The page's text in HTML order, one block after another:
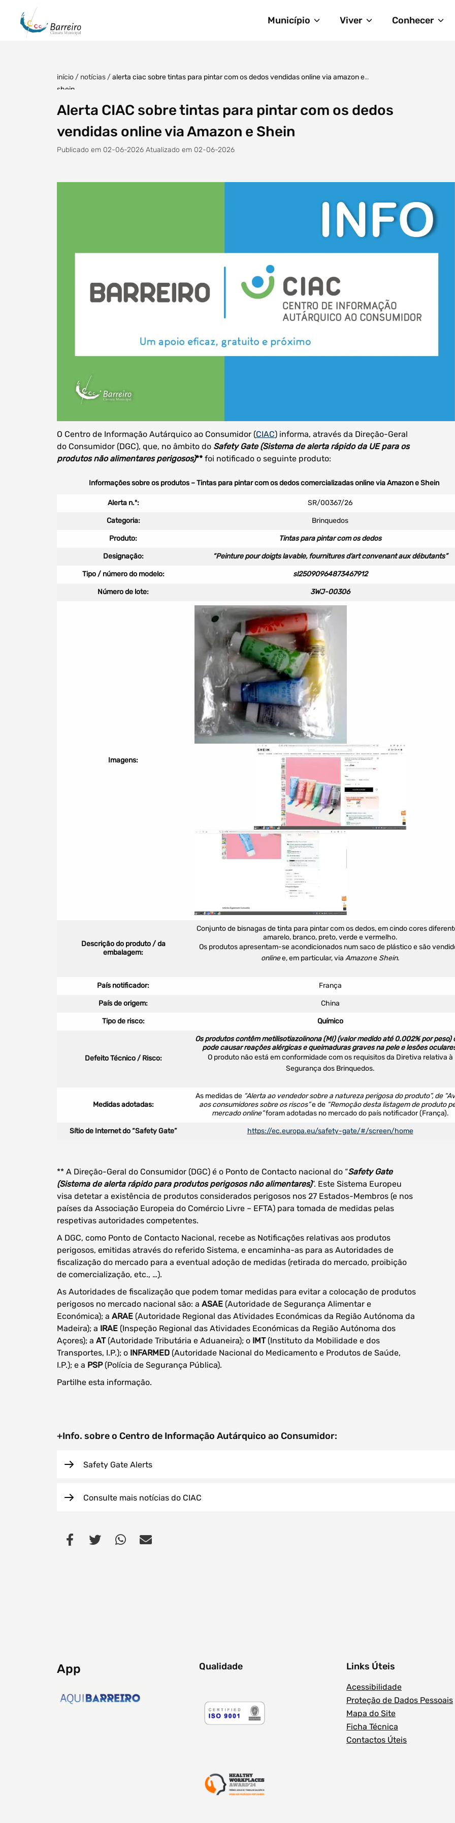
Município Viver Conhecer
Procurar
Tipo de conteúdo
Filtro dos anos Filtros dos meses
data
início / notícias /alerta ciac sobre tintas para pintar com os dedos vendidas online via amazon e
shein
Alerta CIAC sobre tintas para pintar com os dedos
vendidas online via Amazon e Shein
Publicado em 02-06-2026 Atualizado em 02-06-2026
O Centro de Informação Autárquico ao Consumidor (CIAC) informa, através da Direção-Geral
do Consumidor (DGC), que, no âmbito do Safety Gate (Sistema de alerta rápido da UE para os
produtos não alimentares perigosos)** foi notificado o seguinte produto:
Alerta n.º: SR/00367/26
Categoria: Brinquedos
Produto: Tintas para pintar com os dedos
Designação: “Peinture pour doigts lavable, fournitures d’art convenant aux débutants”
Tipo / númerodo modelo: sl25090964873467912
Número de lote: 3WJ-00306
Imagens:
Descrição do produto / da
embalagem:
Conjunto de bisnagas de tinta para pintar com os dedos, em cindo cores
amarelo, branco, preto, verde e vermelho.
Os produtos apresentam-se acondicionados num saco de plástico e são
onlinee, em particular, via Amazone Shein.
País notificador: França
País de origem: China
Tipo de risco: Químico
Defeito Técnico / Risco:
Os produtos contêm metilisotiazolinona (MI) (valor medido até 0.002% por peso)
pode causar reações alérgicas e queimaduras graves na pele e lesões
O produto não está em conformidade com os requisitos da Diretiva relativa à
Segurança dos Brinquedos.
Medidas adotadas:
As medidas de “Alerta ao vendedor sobre a natureza perigosa do produto”, de
aos consumidores sobre os riscos”e de “Remoção desta listagem de produto
mercado online”foram adotadas no mercado do país notificador (França).
Sítio de Internet do “Safety Gate” https://ec.europa.eu/safety-gate/#/screen/home
Informações sobre os produtos – Tintas para pintar com os dedos comercializadas online via Amazon e Shein
** A Direção-Geral do Consumidor (DGC) é o Ponto de Contacto nacional do “Safety Gate
(Sistema de alerta rápido para produtos perigosos não alimentares)”. Este Sistema Europeu
visa detetar a existência de produtos considerados perigosos nos 27 Estados-Membros (e nos
países da Associação Europeia do Comércio Livre – EFTA) para tomada de medidas pelas
respetivas autoridades competentes.
A DGC, como Ponto de Contacto Nacional, recebe as Notificações relativas aos produtos
perigosos, emitidas através do referido Sistema, e encaminha-as para as Autoridades de
fiscalização do mercado para a eventual adoção de medidas (retirada do mercado, proibição
de comercialização, etc., …).
As Autoridades de fiscalização que podem tomar medidas para evitar a colocação de produtos
perigosos no mercado nacional são: a ASAE (Autoridade de Segurança Alimentar e
Económica); a ARAE (Autoridade Regional das Atividades Económicas da Região Autónoma da
Madeira); a IRAE (Inspeção Regional das Atividades Económicas da Região Autónoma dos
Açores); a AT(Autoridade Tributária e Aduaneira); o IMT(Instituto da Mobilidade e dos
Transportes, I.P.); o INFARMED (Autoridade Nacional do Medicamento e Produtos de Saúde,
I.P.); e a PSP(Polícia de Segurança Pública).
Partilhe esta informação.
+Info. sobre o Centro de Informação Autárquico ao Consumidor:
Safety Gate Alerts
Consulte mais notícias do CIAC
App Qualidade Links Úteis
Acessibilidade
Proteção de Dados Pessoais
Mapa do Site
Ficha Técnica
Contactos Úteis